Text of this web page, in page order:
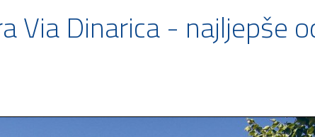
Via Dinarica - najljepše